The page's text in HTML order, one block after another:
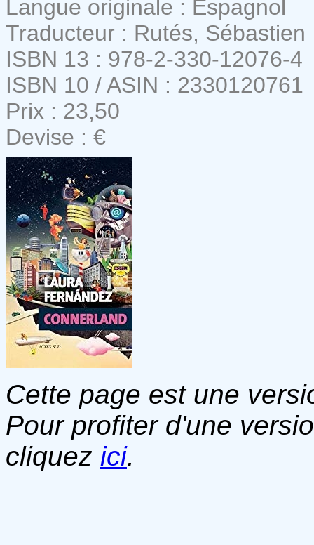
Langue originale : Espagnol
Traducteur : Rutés, Sébastien
ISBN 13 : 978-2-330-12076-4
ISBN 10 / ASIN : 2330120761
Prix : 23,50
Devise : €
Cette page est une
Pour profiter d'une
cliquez ici.